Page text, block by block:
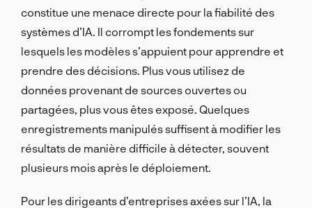
constitue une menace directe pour la fiabilité des
systèmes d’IA. Il corrompt les fondements sur
lesquels les modèles s’appuient pour apprendre et
prendre des décisions. Plus vous utilisez de
données provenant de sources ouvertes ou
partagées, plus vous êtes exposé. Quelques
enregistrements manipulés suffisent à modifier les
résultats de manière difficile à détecter, souvent
plusieurs mois après le déploiement.
Pour les dirigeants d’entreprises axées sur l’IA, la